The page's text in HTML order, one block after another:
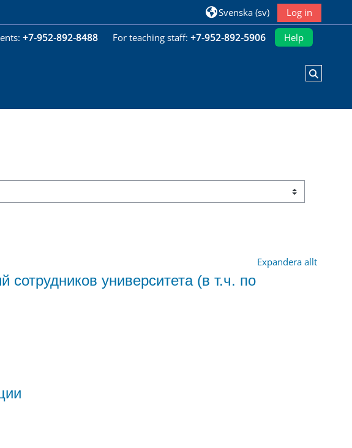
Svenska ‎(sv)‎ Log in
+7-952-892-8488 For teaching staff:+7-952-892-5906 Help
Expandera allt
университета (в т.ч. по